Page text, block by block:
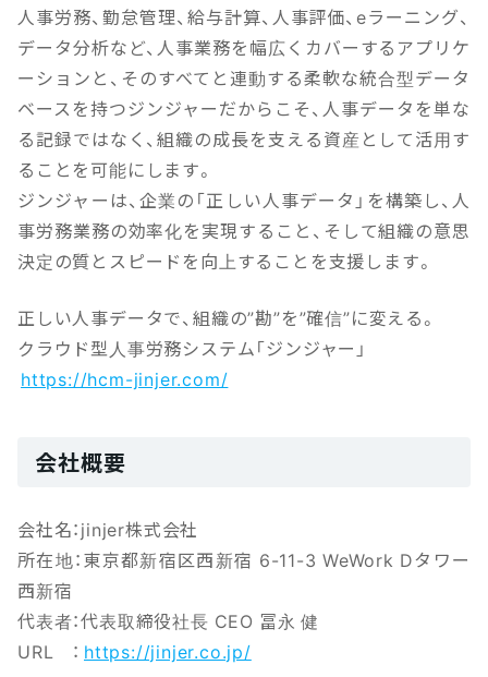
人事労務、勤怠管理、給与計算、人事評価、eラーニング、
データ分析など、人事業務を幅広くカバーするアプリケ
ーションと、そのすべてと連動する柔軟な統合型データ
ベースを持つジンジャーだからこそ、人事データを単な
る記録ではなく、組織の成長を支える資産として活用す
ることを可能にします。
ジンジャーは、企業の「正しい人事データ」を構築し、人
事労務業務の効率化を実現すること、そして組織の意思
決定の質とスピードを向上することを支援します。
正しい人事データで、組織の”勘”を”確信”に変える。
クラウド型人事労務システム「ジンジャー」
https://hcm-jinjer.com/
会社概要
会社名：jinjer株式会社
所在地：東京都新宿区西新宿 6-11-3 WeWork Dタワー
西新宿
代表者：代表取締役社長 CEO 冨永 健
URL ： https://jinjer.co.jp/